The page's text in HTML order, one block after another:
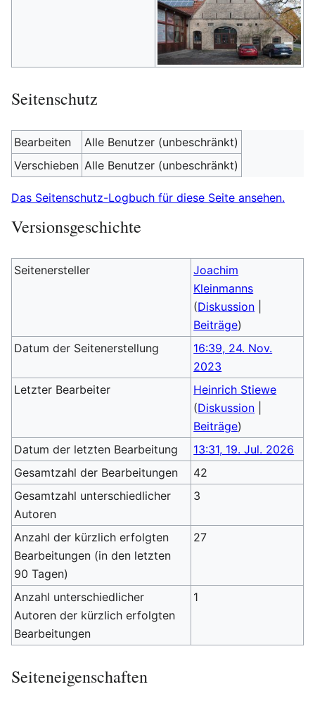
Seitenschutz
Bearbeiten
Alle Benutzer (unbeschränkt)
Verschieben Alle Benutzer (unbeschränkt)
Das Seitenschutz-Logbuch für diese Seite ansehen.
Versionsgeschichte
Seitenersteller
Joachim
Kleinmanns
(Diskussion
Beiträge)
Datum der Seitenerstellung
16:39, 24. Nov.
2023
Letzter Bearbeiter
Heinrich Stiewe
(Diskussion
Beiträge)
Datum der letzten Bearbeitung
13:31, 19. Jul. 2026
Gesamtzahl der Bearbeitungen
42
Gesamtzahl unterschiedlicher
Autoren
3
Anzahl der kürzlich erfolgten
Bearbeitungen (in den letzten
90 Tagen)
27
Anzahl unterschiedlicher
Autoren der kürzlich erfolgten
Bearbeitungen
1
Seiteneigenschaften